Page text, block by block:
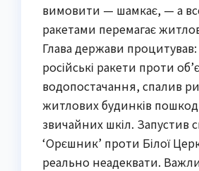
вимовити — шамкає, — а
ракетами перемагає
Глава держави
російські ракети проти
водопостачання, спалив
житлових будинків
звичайних шкіл. Запустив
‘Орєшник’ проти Білої
реально неадеквати.